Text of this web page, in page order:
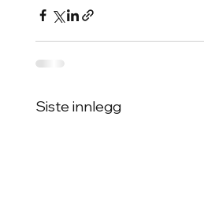
Siste innlegg